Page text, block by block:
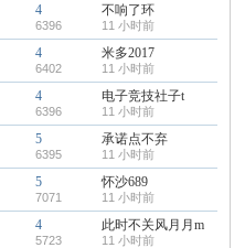
4
6396
不响了环
11 小时前
4
6402
米多2017
11 小时前
4
6396
电子竞技社子t
11 小时前
5
6395
承诺点不弃
11 小时前
5
7071
怀沙689
11 小时前
4
5723
此时不关风月月m
11 小时前